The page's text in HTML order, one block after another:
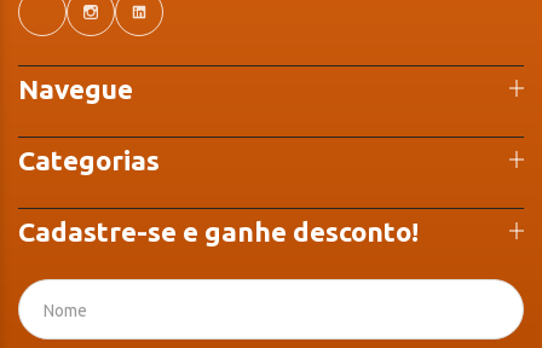
Navegue
Categorias
Cadastre-se e ganhe desconto!